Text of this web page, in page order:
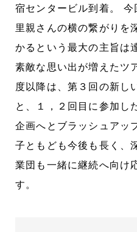
宿センタービル到着。 今
里親さんの横の繋がりを
かるという最大の主旨は
素敵な思い出が増えたツ
度以降は、第３回の新し
と、１，２回目に参加し
企画へとブラッシュアッ
子ともども今後も長く、
業団も一緒に継続へ向け
す。